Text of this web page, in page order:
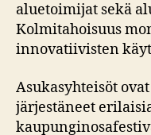
aluetoimijat sekä
Kolmitahoisuus
innovatiivisten
Asukasyhteisöt
järjestäneet